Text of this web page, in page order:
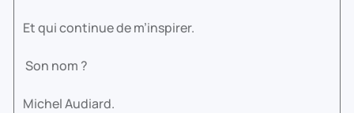
Et qui continue de m’inspirer.
Son nom ?
Michel Audiard.